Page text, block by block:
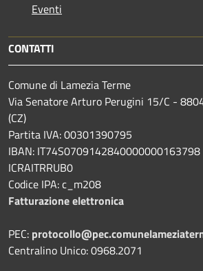
Eventi
CONTATTI
Comune di Lamezia Terme
Via Senatore Arturo Perugini 15/C -
(CZ)
Partita IVA: 00301390795
IBAN:
ICRAITRRUB0
Codice IPA: c_m208
Fatturazione elettronica
PEC:
Centralino Unico: 0968.2071